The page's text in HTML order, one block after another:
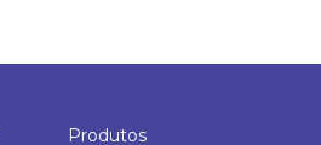
Produtos